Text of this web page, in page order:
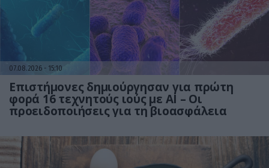
07.08.2026 15:10
Επιστήμονες δημιούργησαν για πρώτη
φορά 16 τεχνητούς ιούς με AI – Οι
προειδοποιήσεις για τη βιοασφάλεια